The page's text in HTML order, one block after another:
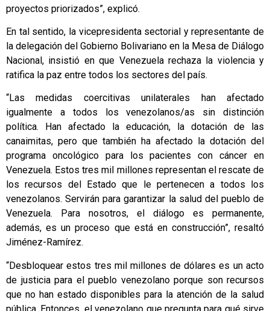
proyectos priorizados”, explicó.
En tal sentido, la vicepresidenta sectorial y representante de
la delegación del Gobierno Bolivariano en la Mesa de Diálogo
Nacional, insistió en que Venezuela rechaza la violencia y
ratifica la paz entre todos los sectores del país.
“Las medidas coercitivas unilaterales han afectado
igualmente a todos los venezolanos/as sin distinción
política. Han afectado la educación, la dotación de las
canaimitas, pero que también ha afectado la dotación del
programa oncológico para los pacientes con cáncer en
Venezuela. Estos tres mil millones representan el rescate de
los recursos del Estado que le pertenecen a todos los
venezolanos. Servirán para garantizar la salud del pueblo de
Venezuela. Para nosotros, el diálogo es permanente,
además, es un proceso que está en construcción”, resaltó
Jiménez-Ramírez.
“Desbloquear estos tres mil millones de dólares es un acto
de justicia para el pueblo venezolano porque son recursos
que no han estado disponibles para la atención de la salud